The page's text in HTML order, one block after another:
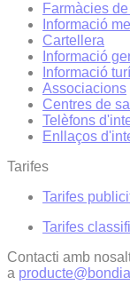
Farmàcies
Informació
Cartellera
Informació
Informació
Associacions
Centres de
Telèfons
Enllaços
Tarifes
Tarifes
Tarifes
Contacti amb
a